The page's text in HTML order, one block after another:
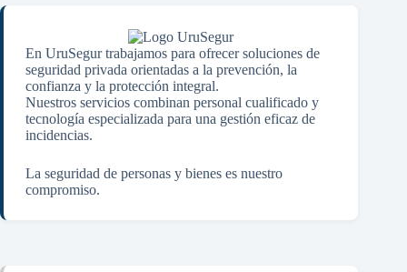
En UruSegur trabajamos para ofrecer soluciones de
seguridad privada orientadas a la prevención, la
confianza y la protección integral.
Nuestros servicios combinan personal cualificado y
tecnología especializada para una gestión eficaz de
incidencias.
La seguridad de personas y bienes es nuestro
compromiso.